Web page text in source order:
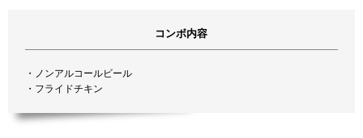
コンボ内容
・ノンアルコールビール
・フライドチキン